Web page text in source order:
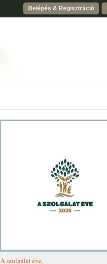
Belépés & Regisztráció
A szolgálat éve,